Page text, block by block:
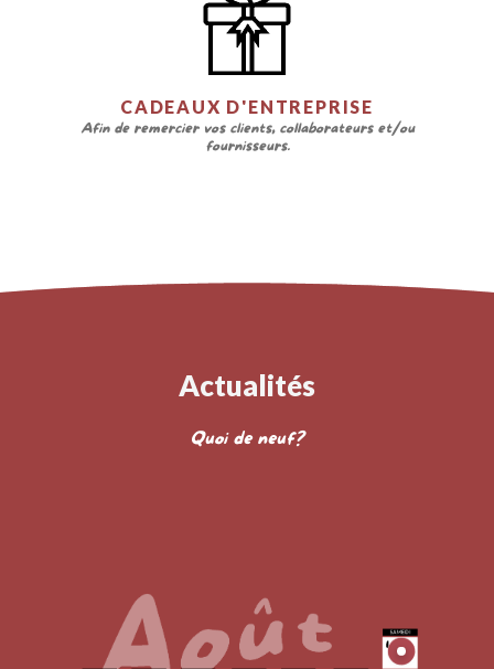
CADEAUX D'ENTREPRISE
Afin de remercier vos clients, collaborateurs et/ou
fournisseurs.
Actualités
Quoi de neuf?